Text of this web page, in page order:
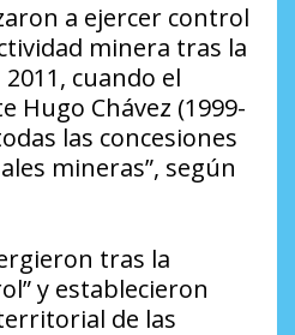
a ejercer control
minera tras la
cuando el
Hugo Chávez (1999-
las concesiones
mineras”, según
tras la
y establecieron
de las